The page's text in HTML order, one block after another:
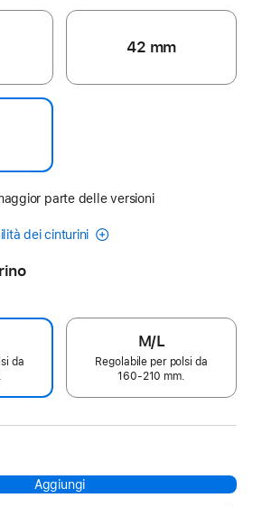
42 mm
parte delle versioni
dei cinturini
da
M/L
Regolabile per polsi da
160‑210 mm.
Aggiungi